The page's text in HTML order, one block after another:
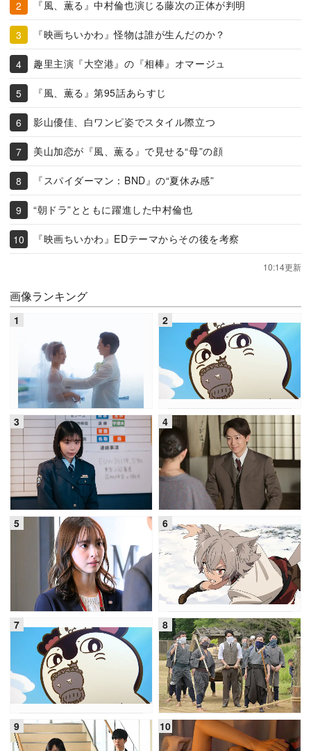
『風、薫る』中村倫也演じる藤次の正体が判明
『映画ちいかわ』怪物は誰が生んだのか？
趣里主演『大空港』の『相棒』オマージュ
『風、薫る』第95話あらすじ
影山優佳、白ワンピ姿でスタイル際立つ
美山加恋が『風、薫る』で見せる“母”の顔
『スパイダーマン：BND』の“夏休み感”
“朝ドラ”とともに躍進した中村倫也
『映画ちいかわ』EDテーマからその後を考察
10:14更新
画像ランキング